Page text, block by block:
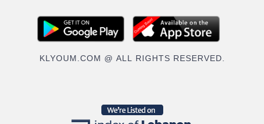
KLYOUM.COM @ ALL RIGHTS RESERVED.